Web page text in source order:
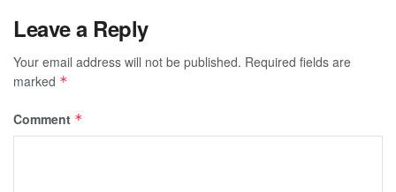
Leave a Reply
Your email address will not be published. Required fields are
marked *
Comment *